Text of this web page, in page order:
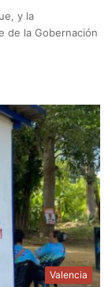
y la
de la Gobernación
Valencia